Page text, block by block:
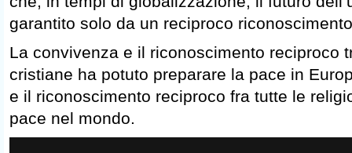
garantito solo da un reciproco
La convivenza e il riconoscimento reciproco
cristiane ha potuto preparare la pace in
e il riconoscimento reciproco fra tutte le
pace nel mondo.